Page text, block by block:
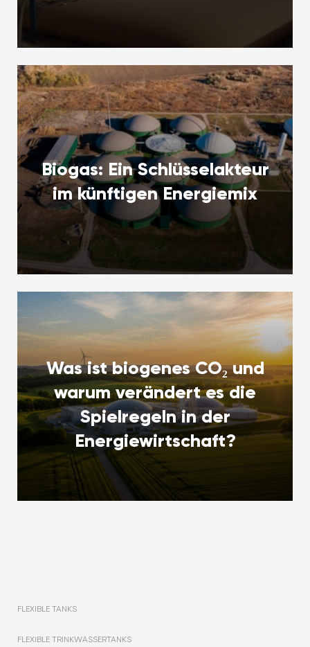
Biogas: Ein Schlüsselakteur
im künftigen Energiemix
Was ist biogenes CO₂ und
warum verändert es die
Spielregeln in der
Energiewirtschaft?
FLEXIBLE TANKS
FLEXIBLE TRINKWASSERTANKS